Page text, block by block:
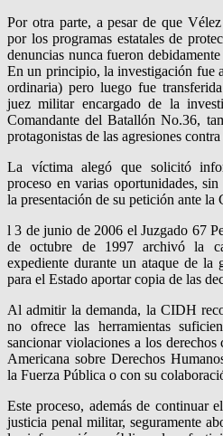
Por otra parte, a pesar de que
por los programas estatales de
denuncias nunca fueron
En un principio, la investigación fue
ordinaria) pero luego fue
juez militar encargado de la
Comandante del Batallón No.36,
protagonistas de las agresiones
La víctima alegó que solicitó
proceso en varias oportunidades,
la presentación de su petición ante la
l 3 de junio de 2006 el Juzgado 67
de octubre de 1997 archivó la
expediente durante un ataque de la
para el Estado aportar copia de las
Al admitir la demanda, la CIDH
no ofrece las herramientas
sancionar violaciones a los
Americana sobre Derechos
la Fuerza Pública o con su
Este proceso, además de continuar
justicia penal militar, seguramente